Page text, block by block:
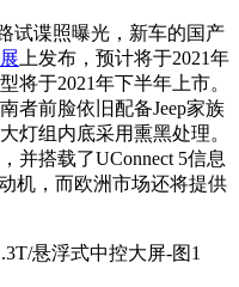
试谍照曝光，新车的国产
上发布，预计将于2021年
将于2021年下半年上市。
者前脸依旧配备Jeep家族
灯组内底采用熏黑处理。
并搭载了UConnect 5信息
机，而欧洲市场还将提供